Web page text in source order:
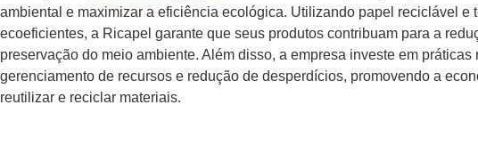
ambiental e maximizar a eficiência ecológica. Utilizando papel reciclável e
ecoeficientes, a Ricapel garante que seus produtos contribuam para a
preservação do meio ambiente. Além disso, a empresa investe em práticas
gerenciamento de recursos e redução de desperdícios, promovendo a
reutilizar e reciclar materiais.